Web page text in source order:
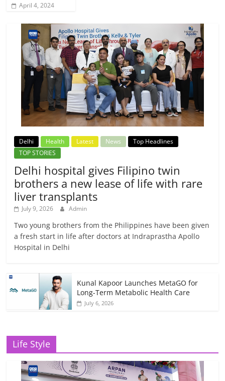
April 4, 2024
Delhi Health Latest News
Top Headlines
TOP STORIES
Delhi hospital gives Filipino twin
brothers a new lease of life with rare
liver transplants
July 9, 2026 Admin
Two young brothers from the Philippines have been given
a fresh start in life after doctors at Indraprastha Apollo
Hospital in Delhi
Kunal Kapoor Launches MetaGO for
Long-Term Metabolic Health Care
July 6, 2026
Life Style